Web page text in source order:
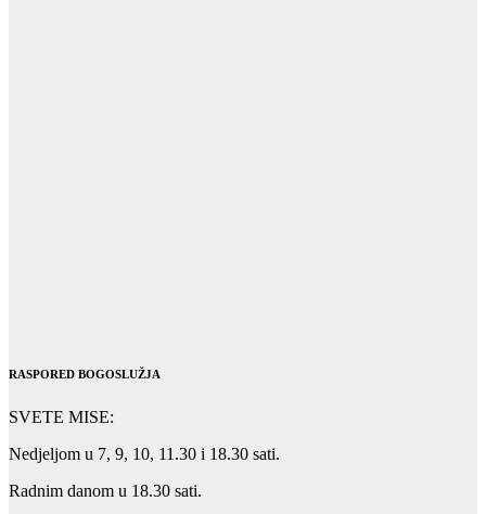
RASPORED BOGOSLUŽJA
SVETE MISE:
Nedjeljom u 7, 9, 10, 11.30 i 18.30 sati.
Radnim danom u 18.30 sati.